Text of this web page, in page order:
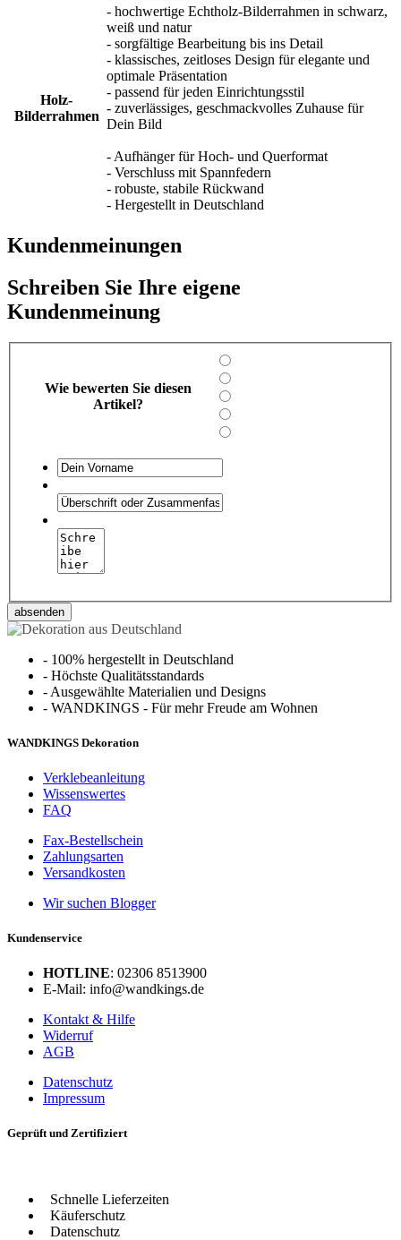
Holz-
Bilderrahmen
- hochwertige Echtholz-Bilderrahmen in schwarz,
weiß und natur
- sorgfältige Bearbeitung bis ins Detail
- klassisches, zeitloses Design für elegante und
optimale Präsentation
- passend für jeden Einrichtungsstil
- zuverlässiges, geschmackvolles Zuhause für
Dein Bild
- Aufhänger für Hoch- und Querformat
- Verschluss mit Spannfedern
- robuste, stabile Rückwand
- Hergestellt in Deutschland
Kundenmeinungen
Schreiben Sie Ihre eigene
Kundenmeinung
Wie bewerten Sie diesen
Artikel?
absenden
- 100% hergestellt in Deutschland
- Höchste Qualitätsstandards
- Ausgewählte Materialien und Designs
- WANDKINGS - Für mehr Freude am Wohnen
WANDKINGS Dekoration
Verklebeanleitung
Wissenswertes
FAQ
Fax-Bestellschein
Zahlungsarten
Versandkosten
Wir suchen Blogger
Kundenservice
HOTLINE: 02306 8513900
E-Mail: info@wandkings.de
Kontakt & Hilfe
Widerruf
AGB
Datenschutz
Impressum
Geprüft und Zertifiziert
Schnelle Lieferzeiten
Käuferschutz
Datenschutz